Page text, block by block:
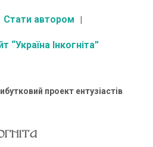
Стати автором
“Україна Інкогніта”
проект ентузіастів